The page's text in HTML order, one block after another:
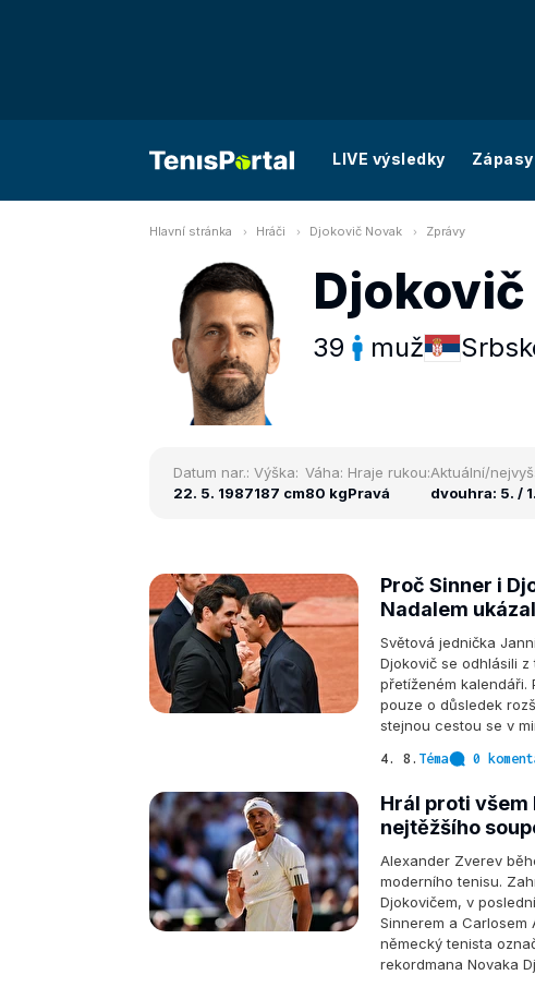
LIVE výsledky Zápasy
Hlavní stránka Hráči Djokovič Novak Zprávy
39 muž
Datum nar.:
22. 5. 1987
Výška:
187 cm
Váha:
80 kg
Hraje rukou:
Pravá
Aktuální/
dvouhra: 5. / 1.
Proč Sinner i
Nadalem
Světová jednička
Djokovič se odhlásili
přetíženém kalendáři.
pouze o důsledek
stejnou cestou se v
4. 8. Téma 0
Hrál proti všem
nejtěžšího
Alexander Zverev
moderního tenisu.
Djokovičem, v
Sinnerem a Carlosem
německý tenista
rekordmana Novaka